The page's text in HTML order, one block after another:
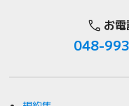
お
048-